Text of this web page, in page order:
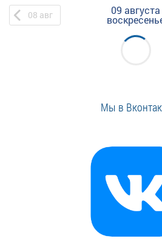
08 авг 09 августа
Мы в